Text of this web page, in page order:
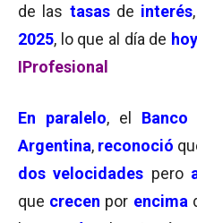
de las tasas de interés
2025, lo que al día de hoy
IProfesional
En paralelo, el Banco
Argentina, reconoció
dos velocidades pero
que crecen por encima